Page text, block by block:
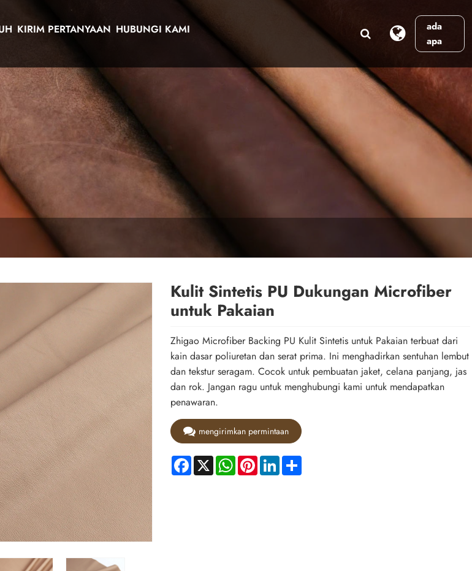
ada
apa
KIRIM PERTANYAAN HUBUNGI KAMI
Kulit Sintetis PU Dukungan Microfiber
untuk Pakaian
Zhigao Microfiber Backing PU Kulit Sintetis untuk Pakaian terbuat dari
kain dasar poliuretan dan serat prima. Ini menghadirkan sentuhan lembut
dan tekstur seragam. Cocok untuk pembuatan jaket, celana panjang, jas
dan rok. Jangan ragu untuk menghubungi kami untuk mendapatkan
penawaran.
mengirimkan permintaan
Facebook
X WhatsApp
PinterestLinkedInShare